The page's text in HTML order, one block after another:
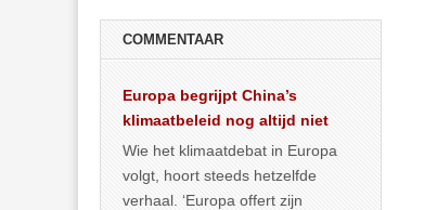
COMMENTAAR
Europa begrijpt China’s
klimaatbeleid nog altijd niet
Wie het klimaatdebat in Europa
volgt, hoort steeds hetzelfde
verhaal. ‘Europa offert zijn